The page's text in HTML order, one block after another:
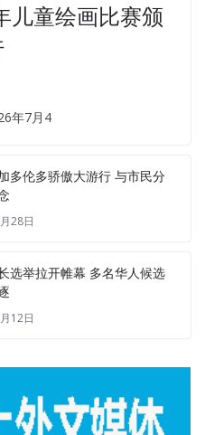
儿童绘画比赛颁
年7月4
多伦多骄傲大游行 与市民分
28日
选举拉开帷幕 多名华人候选
12日